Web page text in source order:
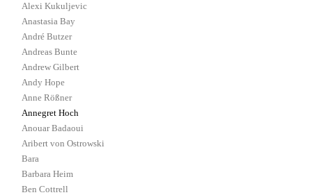
Alexi Kukuljevic
Anastasia Bay
André Butzer
Andreas Bunte
Andrew Gilbert
Andy Hope
Anne Rößner
Annegret Hoch
Anouar Badaoui
Aribert von Ostrowski
Bara
Barbara Heim
Ben Cottrell